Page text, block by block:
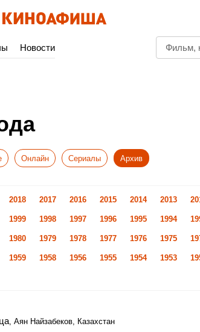
Новости
Онлайн Сериалы Архив
2018 2017 2016 2015 2014 2013
1999 1998 1997 1996 1995 1994
1980 1979 1978 1977 1976 1975
1959 1958 1956 1955 1954 1953
, Аян Найзабеков, Казахстан